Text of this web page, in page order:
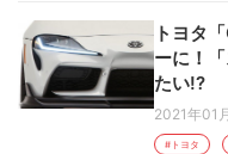
トヨタ
ーに！
たい!?
2021年01
#トヨタ